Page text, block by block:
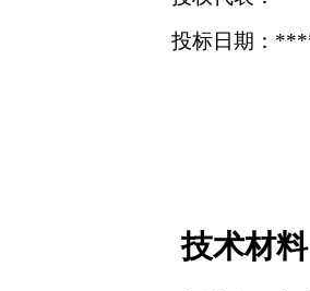
投标日期：
技术材料